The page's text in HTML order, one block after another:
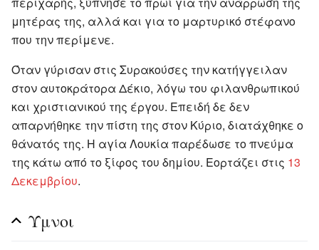
μητέρας της, αλλά και για το μαρτυρικό στέφανο
που την περίμενε.
Όταν γύρισαν στις Συρακούσες την κατήγγειλαν
στον αυτοκράτορα Δέκιο, λόγω του φιλανθρωπικού
και χριστιανικού της έργου. Επειδή δε δεν
απαρνήθηκε την πίστη της στον Κύριο, διατάχθηκε ο
θάνατός της. Η αγία Λουκία παρέδωσε το πνεύμα
της κάτω από το ξίφος του δημίου. Εορτάζει στις 13
Δεκεμβρίου.
Ύμνοι